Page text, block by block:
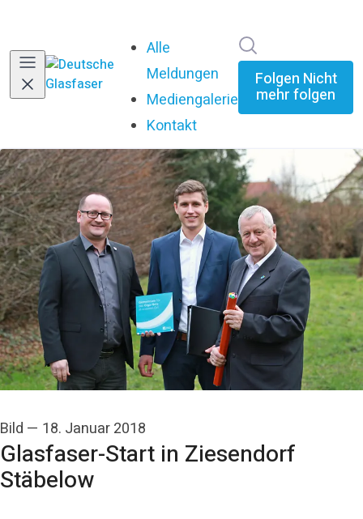
Alle
Meldungen
Mediengalerie
Kontakt
Folgen Nicht
mehr folgen
Bild — 18. Januar 2018
Glasfaser-Start in Ziesendorf
Stäbelow